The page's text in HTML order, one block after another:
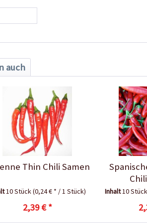
auch
Thin Chili Samen
10 Stück(0,24 € * / 1 Stück)
2,39 € *
Inhalt10 Stück